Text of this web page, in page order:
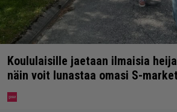
Koululaisille jaetaan ilmaisia
näin voit lunastaa omasi S-